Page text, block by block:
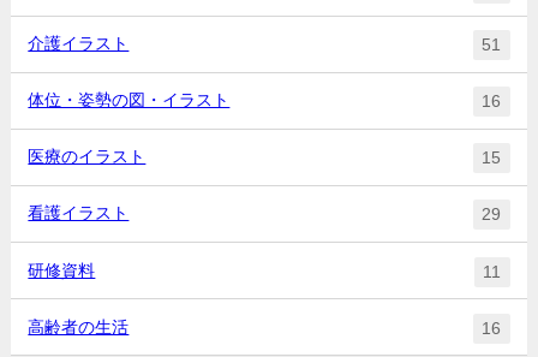
介護イラスト 51
体位・姿勢の図・イラスト 16
医療のイラスト 15
看護イラスト 29
研修資料 11
高齢者の生活 16